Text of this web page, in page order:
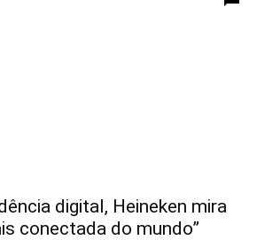
digital, Heineken mira
conectada do mundo”